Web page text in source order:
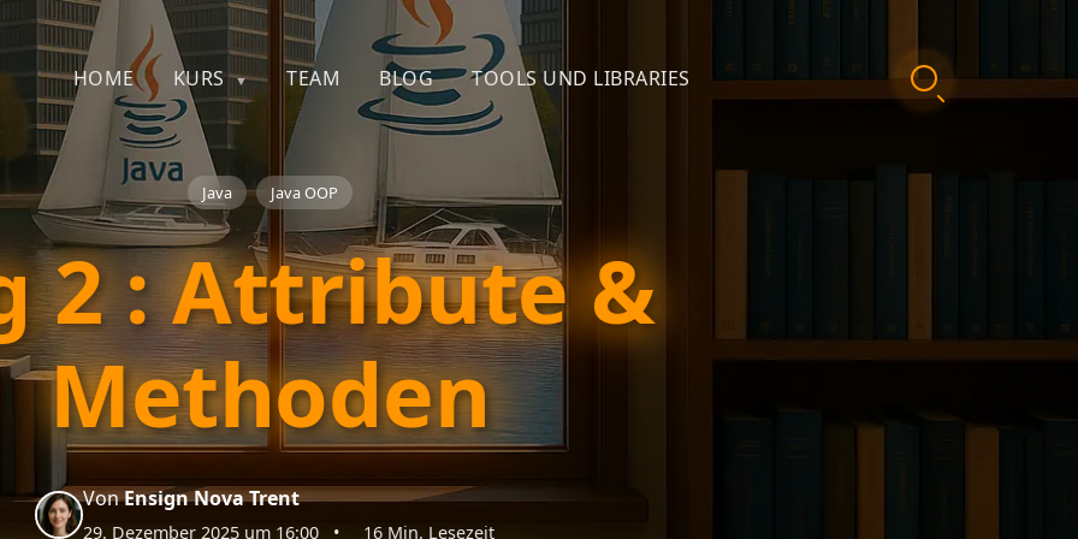
HOME KURS TEAM BLOG TOOLS UND LIBRARIES
Java Java OOP
2 : Attribute &
Methoden
VonEnsign Nova Trent
29. Dezember 2025 um 16:00 • 16 Min. Lesezeit